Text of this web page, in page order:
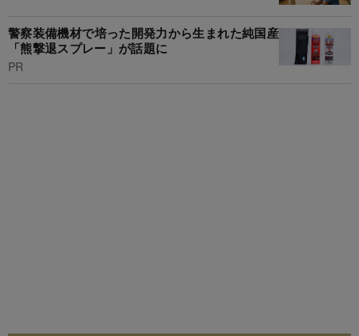
警察装備機材で培った開発力から生まれた純国産
「熊撃退スプレー」が話題に
PR